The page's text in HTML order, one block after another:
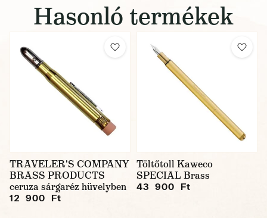
Hasonló termékek
TRAVELER'S COMPANY
BRASS PRODUCTS
ceruza sárgaréz hüvelyben
12 900 Ft
Töltőtoll Kaweco
SPECIAL Brass
43 900 Ft